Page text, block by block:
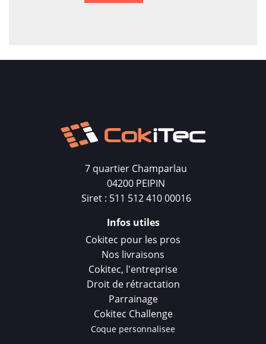
7 quartier Champarlau
04200 PEIPIN
Siret : 511 512 410 00016
Infos utiles
Cokitec pour les pros
Nos livraisons
Cokitec, l'entreprise
Droit de rétractation
Parrainage
Cokitec Challenge
Coque personnalisee